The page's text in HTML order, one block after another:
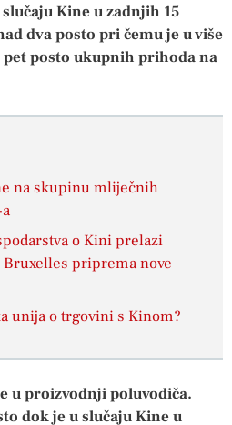
Kine u zadnjih 15
dva posto pri čemu je u više
posto ukupnih prihoda na
na skupinu mliječnih
o Kini prelazi
priprema nove
unija o trgovini s Kinom?
u proizvodnji poluvodiča.
dok je u slučaju Kine u